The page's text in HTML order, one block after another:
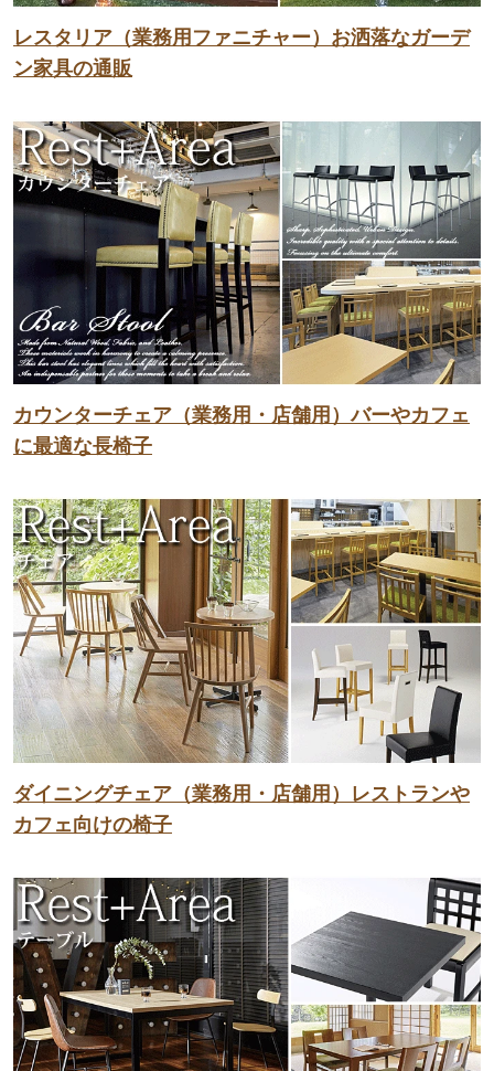
レスタリア（業務用ファニチャー）お洒落なガーデ
ン家具の通販
カウンターチェア（業務用・店舗用）バーやカフェ
に最適な長椅子
ダイニングチェア（業務用・店舗用）レストランや
カフェ向けの椅子